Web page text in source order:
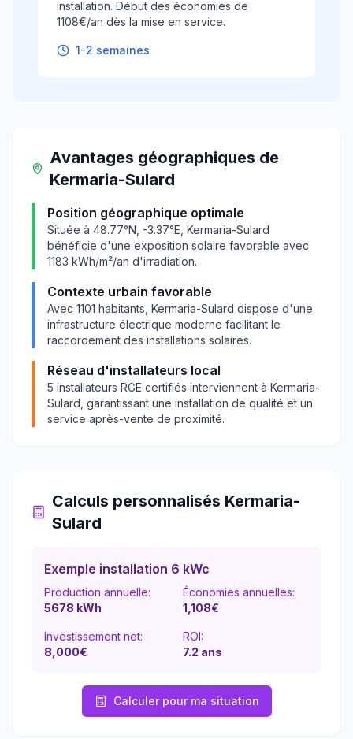
installation. Début des économies de
1108€/an dès la mise en service.
1-2 semaines
Avantages géographiques de
Kermaria-Sulard
Position géographique optimale
Située à 48.77°N, -3.37°E, Kermaria-Sulard
bénéficie d'une exposition solaire favorable avec
1183 kWh/m²/an d'irradiation.
Contexte urbain favorable
Avec 1101 habitants, Kermaria-Sulard dispose d'une
infrastructure électrique moderne facilitant le
raccordement des installations solaires.
Réseau d'installateurs local
5 installateurs RGE certifiés interviennent à Kermaria-
Sulard , garantissant une installation de qualité et un
service après-vente de proximité.
Calculs personnalisés Kermaria-
Sulard
Exemple installation 6 kWc
Production annuelle:
5678 kWh
Économies annuelles:
1,108€
Investissement net:
8,000€
ROI:
7.2 ans
Calculer pour ma situation